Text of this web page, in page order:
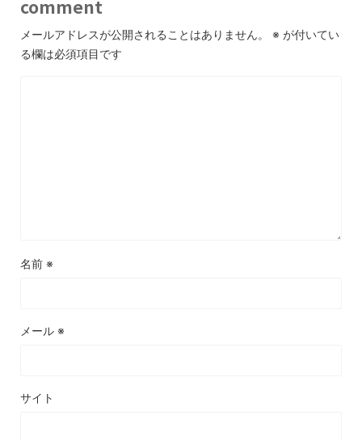
comment
メールアドレスが公開されることはありません。 ※ が付いてい
る欄は必須項目です
名前 ※
メール ※
サイト